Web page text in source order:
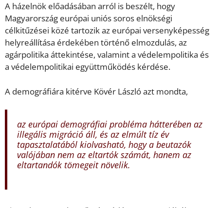
A házelnök előadásában arról is beszélt, hogy
Magyarország európai uniós soros elnökségi
célkitűzései közé tartozik az európai versenyképesség
helyreállítása érdekében történő elmozdulás, az
agárpolitika áttekintése, valamint a védelempolitika és
a védelempolitikai együttműködés kérdése.
A demográfiára kitérve Kövér László azt mondta,
az európai demográfiai probléma hátterében az
illegális migráció áll, és az elmúlt tíz év
tapasztalatából kiolvasható, hogy a beutazók
valójában nem az eltartók számát, hanem az
eltartandók tömegeit növelik.